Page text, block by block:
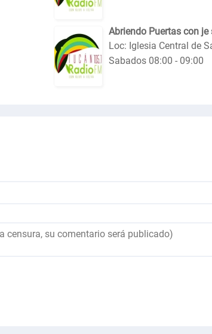
Abriendo Puertas con je
Loc: Iglesia Central de
Sabados 08:00 - 09:00